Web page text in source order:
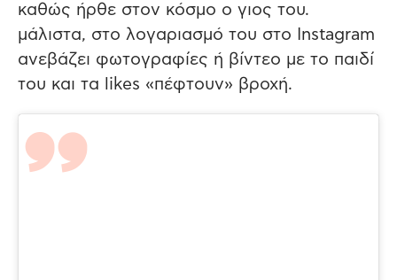
καθώς ήρθε στον κόσμο ο γιος του.
μάλιστα, στο λογαριασμό του στο Instagram
ανεβάζει φωτογραφίες ή βίντεο με το παιδί
του και τα likes «πέφτουν» βροχή.